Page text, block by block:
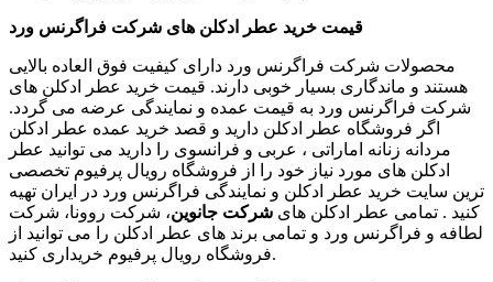
قیمت خرید عطر ادکلن های شرکت فراگرنس ورد
محصولات شرکت فراگرنس ورد دارای کیفیت فوق العاده بالایی
هستند و ماندگاری بسیار خوبی دارند. قیمت خرید عطر ادکلن های
شرکت فراگرنس ورد به قیمت عمده و نمایندگی عرضه می گردد.
اگر فروشگاه عطر ادکلن دارید و قصد خرید عمده عطر ادکلن
مردانه زنانه اماراتی ، عربی و فرانسوی را دارید می توانید عطر
ادکلن های مورد نیاز خود را از فروشگاه رویال پرفیوم تخصصی
ترین سایت خرید عطر ادکلن و نمایندگی فراگرنس ورد در ایران تهیه
کنید . تمامی عطر ادکلن های شرکت جانوین، شرکت روونا، شرکت
لطافه و فراگرنس ورد و تمامی برند های عطر ادکلن را می توانید از
فروشگاه رویال پرفیوم خریداری کنید.